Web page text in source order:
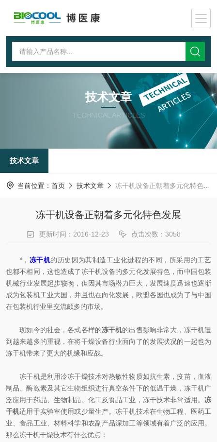
技术文章
TECHNICAL ARTICLES
技术文章
当前位置： 首页 技术文章 冻干机设备正朝着多元化特色发展
冻干机设备正朝着多元化特色发展
更新时间：2016-12-23 点击次数：3058
*， 冻干机的历史因为其制造工业化进程的不同，所采用的工艺
也都不相同，这也造成了冻干机设备的多元化发展特色，而中国包装
机械行业发展起步较晚，但因其市场潜力巨大，发展速度迅速也逐渐
成为包装机工业大国，并且也在向化发展，欧盟各国也成为了与中国
在包装机行业里交流颇多的市场。
现如今的社会，各式各样的冻干机的出售影响非常大，冻干机遭
到越来越多的重视，在将干燥设备行业面向了的发展状况的一起也为
冻干机带来了更大的机缘和应战。
冻干机是利用冷冻干燥技术对热敏性物质如抗生素，疫苗，血液
制品、酶激素及其它生物组织进行真空条件下的低温干燥，冻干机广
泛应用于药品、生物制品、化工及食品工业，冻干技术非常适用。 冻
干机适用于实验室使用或少量生产。冻干机技术在生物工程、医药工
业、食品工业、材料科学和农副产品深加工等领域有着广泛的应用。
那么冻干机干燥技术有什么优点：